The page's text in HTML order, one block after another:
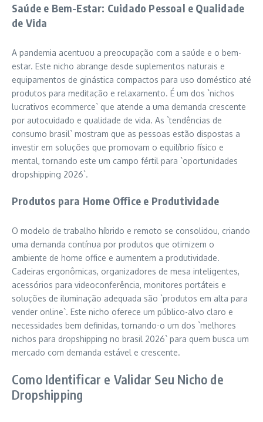
Saúde e Bem-Estar: Cuidado Pessoal e Qualidade
de Vida
A pandemia acentuou a preocupação com a saúde e o bem-
estar. Este nicho abrange desde suplementos naturais e
equipamentos de ginástica compactos para uso doméstico até
produtos para meditação e relaxamento. É um dos `nichos
lucrativos ecommerce` que atende a uma demanda crescente
por autocuidado e qualidade de vida. As `tendências de
consumo brasil` mostram que as pessoas estão dispostas a
investir em soluções que promovam o equilíbrio físico e
mental, tornando este um campo fértil para `oportunidades
dropshipping 2026`.
Produtos para Home Office e Produtividade
O modelo de trabalho híbrido e remoto se consolidou, criando
uma demanda contínua por produtos que otimizem o
ambiente de home office e aumentem a produtividade.
Cadeiras ergonômicas, organizadores de mesa inteligentes,
acessórios para videoconferência, monitores portáteis e
soluções de iluminação adequada são `produtos em alta para
vender online`. Este nicho oferece um público-alvo claro e
necessidades bem definidas, tornando-o um dos `melhores
nichos para dropshipping no brasil 2026` para quem busca um
mercado com demanda estável e crescente.
Como Identificar e Validar Seu Nicho de
Dropshipping